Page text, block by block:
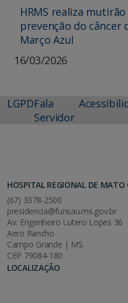
HRMS realiza
prevenção do
Março Azul
16/03/2026
LGPDFala
Servidor
HOSPITAL REGIONAL DE MATO
(67) 3378-2500
presidencia@funsau.ms.gov.br
Av. Engenheiro Lutero Lopes 36
Aero Rancho
Campo Grande | MS
CEP 79084-180
LOCALIZAÇÃO